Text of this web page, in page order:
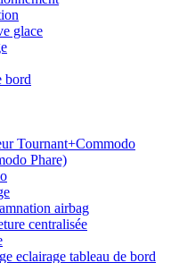
glace
bord
Tournant+Commodo
Phare)
airbag
centralisée
eclairage tableau de bord